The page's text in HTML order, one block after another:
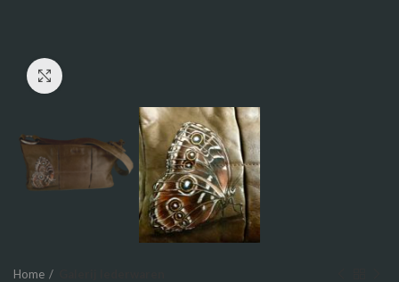
Home